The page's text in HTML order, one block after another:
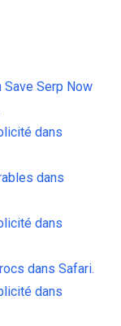
Serp Now
dans
dans
dans
dans Safari.
dans